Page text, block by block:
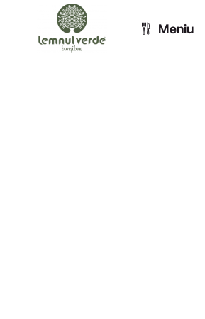
Meniu